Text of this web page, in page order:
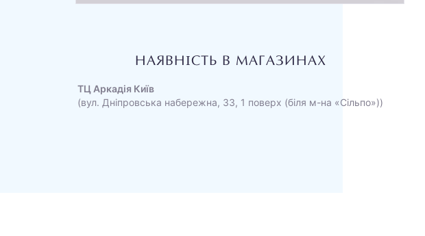
НАЯВНІСТЬ В МАГАЗИНАХ
ТЦ Аркадія Київ
(вул. Дніпровська набережна, 33, 1 поверх (біля м-на «Сільпо»))